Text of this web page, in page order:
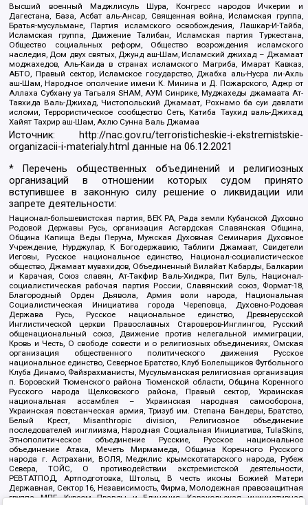
Высший военный Маджлисуль Шура, Конгресс народов Ичкерии и
Дагестана, База, Асбат аль-Ансар, Священная война, Исламская группа,
Братья-мусульмане, Партия исламского освобождения, Лашкар-И-Тайба,
Исламская группа, Движение Талибан, Исламская партия Туркестана,
Общество социальных реформ, Общество возрождения исламского
наследия, Дом двух святых, Джунд аш-Шам, Исламский джихад – Джамаат
моджахедов, Аль-Каида в странах исламского Магриба, Имарат Кавказ,
АБТО, Правый сектор, Исламское государство, Джабха аль-Нусра ли-Ахль
аш-Шам, Народное ополчение имени К. Минина и Д. Пожарского, Аджр от
Аллаха Субхану уа Тагьаля SHAM, АУМ Синрике, Муджахеды джамаата Ат-
Тавхида Валь-Джихад, Чистопольский Джамаат, Рохнамо ба суи давлати
исломи, Террористическое сообщество Сеть, Катиба Таухид валь-Джихад,
Хайят Тахрир аш-Шам, Ахлю Сунна Валь Джамаа
Источник:
http://nac.gov.ru/terroristicheskie-i-ekstremistskie-
organizacii-i-materialy.html данные на06.12.2021
* Перечень общественных объединений и религиозных
организаций в отношении которых судом принято
вступившее в законную силу решение о ликвидации или
запрете деятельности:
Национал-большевистская партия, ВЕК РА, Рада земли Кубанской Духовно
Родовой Державы Русь, организация Асгардская Славянская Община,
Община Капища Веды Перуна, Мужская Духовная Семинария Духовное
Учреждение, Нурджулар, К Богодержавию, Таблиги Джамаат, Свидетели
Иеговы, Русское национальное единство, Национал-социалистическое
общество, Джамаат мувахидов, Объединенный Вилайат Кабарды, Балкарии
и Карачая, Союз славян, Ат-Такфир Валь-Хиджра, Пит Буль, Национал-
социалистическая рабочая партия России, Славянский союз, Формат-18,
Благородный Орден Дьявола, Армия воли народа, Национальная
Социалистическая Инициатива города Череповца, Духовно-Родовая
Держава Русь, Русское национальное единство, Древнерусской
Инглистической церкви Православных Староверов-Инглингов, Русский
общенациональный союз, Движение против нелегальной иммиграции,
Кровь и Честь, О свободе совести и о религиозных объединениях, Омская
организация общественного политического движения Русское
национальное единство, Северное Братство, Клуб Болельщиков Футбольного
Клуба Динамо, Файзрахманисты, Мусульманская религиозная организация
п. Боровский Тюменского района Тюменской области, Община Коренного
Русского народа Щелковского района, Правый сектор, Украинская
национальная ассамблея – Украинская народная самооборона,
Украинская повстанческая армия, Тризуб им. Степана Бандеры, Братство,
Белый Крест, Misanthropic division, Религиозное объединение
последователей инглиизма, Народная Социальная Инициатива, TulaSkins,
Этнополитическое объединение Русские, Русское национальное
объединение Атака, Мечеть Мирмамеда, Община Коренного Русского
народа г. Астрахани, ВОЛЯ, Меджлис крымскотатарского народа, Рубеж
Севера, ТОЙС, О противодействии экстремистской деятельности,
РЕВТАТПОД, Артподготовка, Штольц, В честь иконы Божией Матери
Державная, Сектор 16, Независимость, Фирма, Молодежная правозащитная
группа МПГ, Курсом Правды и Единения, Каракольская инициативная